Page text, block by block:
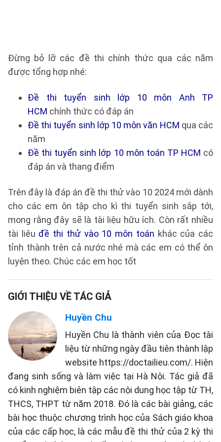
Đừng bỏ lỡ các đề thi chính thức qua các năm
được tổng hợp nhé:
Đề thi tuyển sinh lớp 10 môn Anh TP
HCM chính thức có đáp án
Đề thi tuyển sinh lớp 10 môn văn HCM qua các
năm
Đề thi tuyển sinh lớp 10 môn toán TP HCM có
đáp án và thang điểm
Trên đây là đáp án đề thi thử vào 10 2024 mới dành
cho các em ôn tập cho kì thi tuyển sinh sắp tới,
mong rằng đây sẽ là tài liệu hữu ích. Còn rất nhiều
tài liêu đề thi thử vào 10 môn toán khác của các
tỉnh thành trên cả nước nhé mà các em có thể ôn
luyện theo. Chúc các em học tốt
GIỚI THIỆU VỀ TÁC GIẢ
Huyền Chu
Huyền Chu là thành viên của Đọc tài
liệu từ những ngày đầu tiên thành lập
website https://doctailieu.com/. Hiện
đang sinh sống và làm việc tại Hà Nội. Tác giả đã
có kinh nghiệm biên tập các nội dung học tập từ TH,
THCS, THPT từ năm 2018. Đó là các bài giảng, các
bài học thuộc chương trình học của Sách giáo khoa
của các cấp học, là các mẫu đề thi thử của 2 kỳ thi